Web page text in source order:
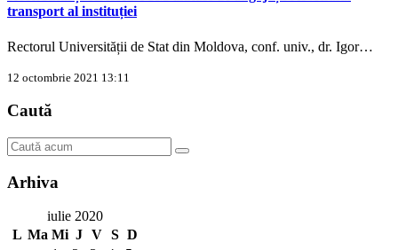
transport al instituției
Rectorul Universității de Stat din Moldova, conf. univ., dr. Igor…
12 octombrie 2021 13:11
Caută
Arhiva
iulie 2020
L Ma Mi J V S D